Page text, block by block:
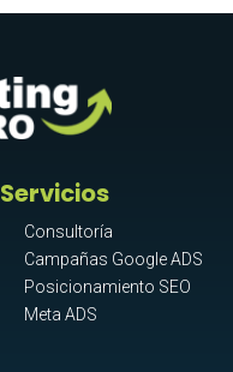
Servicios
Consultoría
Campañas Google ADS
Posicionamiento SEO
Meta ADS